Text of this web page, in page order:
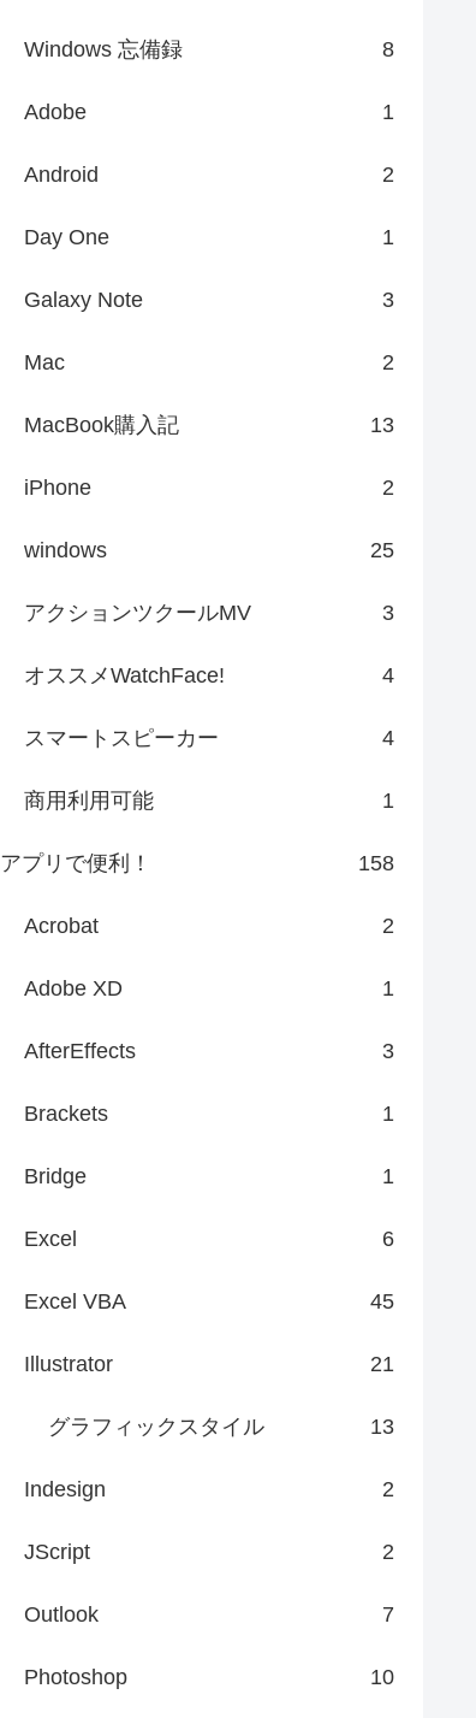
Windows 忘備録 8
Adobe 1
Android 2
Day One 1
Galaxy Note 3
Mac 2
MacBook購入記 13
iPhone 2
windows 25
アクションツクールMV 3
オススメWatchFace! 4
スマートスピーカー 4
商用利用可能 1
アプリで便利！ 158
Acrobat 2
Adobe XD 1
AfterEffects 3
Brackets 1
Bridge 1
Excel 6
Excel VBA 45
Illustrator 21
グラフィックスタイル 13
Indesign 2
JScript 2
Outlook 7
Photoshop 10